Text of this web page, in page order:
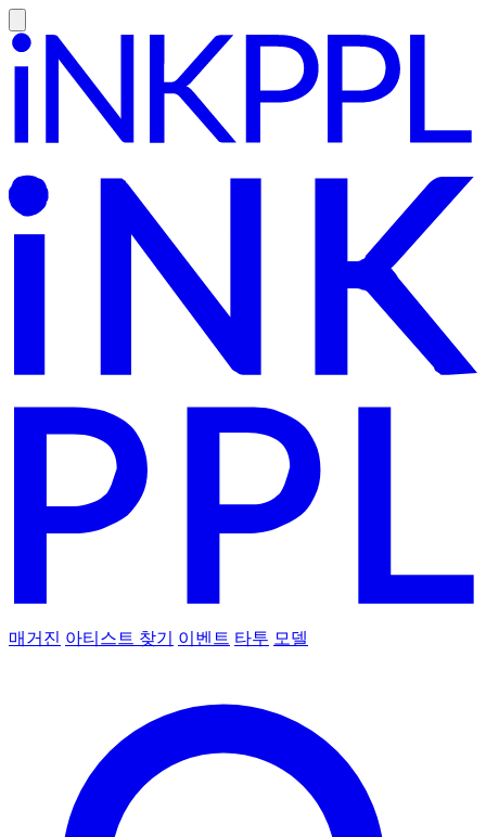
매거진 아티스트 찾기 이벤트 타투 모델